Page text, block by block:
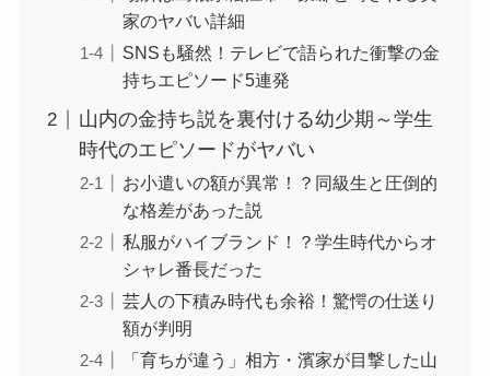
家のヤバい詳細
SNSも騒然！テレビで語られた衝撃の金
持ちエピソード5連発
山内の金持ち説を裏付ける幼少期～学生
時代のエピソードがヤバい
お小遣いの額が異常！？同級生と圧倒的
な格差があった説
私服がハイブランド！？学生時代からオ
シャレ番長だった
芸人の下積み時代も余裕！驚愕の仕送り
額が判明
「育ちが違う」相方・濱家が目撃した山